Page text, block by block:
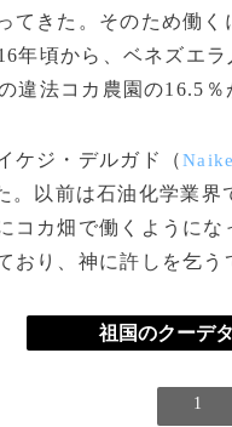
てきた。そのため働
年頃から、ベネズエ
違法コカ農園の16.5％
ケジ・デルガド（
。以前は石油化学業
コカ畑で働くように
おり、神に許しを乞う
祖国のクーデ
1